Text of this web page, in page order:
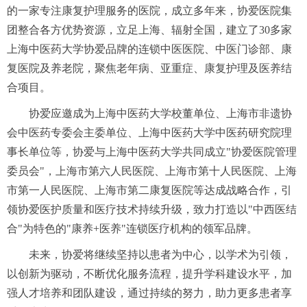
的一家专注康复护理服务的医院，成立多年来，协爱医院集
团整合各方优势资源，立足上海、辐射全国，建立了30多家
上海中医药大学协爱品牌的连锁中医医院、中医门诊部、康
复医院及养老院，聚焦老年病、亚重症、康复护理及医养结
合项目。
协爱应邀成为上海中医药大学校董单位、上海市非遗协
会中医药专委会主委单位、上海中医药大学中医药研究院理
事长单位等，协爱与上海中医药大学共同成立"协爱医院管理
委员会"，上海市第六人民医院、上海市第十人民医院、上海
市第一人民医院、上海市第二康复医院等达成战略合作，引
领协爱医护质量和医疗技术持续升级，致力打造以"中西医结
合"为特色的"康养+医养"连锁医疗机构的领军品牌。
未来，协爱将继续坚持以患者为中心，以学术为引领，
以创新为驱动，不断优化服务流程，提升学科建设水平，加
强人才培养和团队建设，通过持续的努力，助力更多患者享